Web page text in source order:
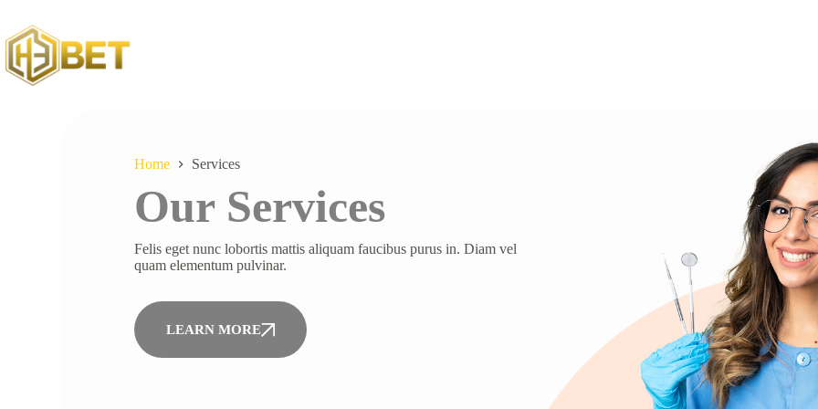
Home Services
Our Services
Felis eget nunc lobortis mattis aliquam faucibus purus in. Diam vel
quam elementum pulvinar.
LEARN MORE